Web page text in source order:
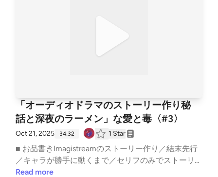
─────────────── ▼ あなたの「ちょっと聞いて
よ」なお便りを募集中！Googleフォーム: https://for
HPhttps://aitodoku.com ▼ SNS番組公式X: https://tw
itter.com/snack_aitodokuゆきママX: https://twitter.c
om/nara_deer18ゆきママInstagram: https://www.inst
agram.com/nara_deer18ゆきママTikTok: https://www.
tiktok.com/@nara_deer18 ▼ note番組公式: https://no
te.com/snack_ai_to_doku/ゆきママ: https://note.co
m/nara_deer18/収録後の裏話やアフタートーク、ママ
「オーディオドラマのストーリー作り秘
話と深夜のラーメン」な愛と毒〈#3〉
Oct 21, 2025 34:32 1 Star
■ お品書きImagistreamのストーリー作り／結末先行
／キャラが勝手に動くまで／セリフのみでストーリー
を回す／テロップアンチ／リアルの追求／創作はパク
Read more